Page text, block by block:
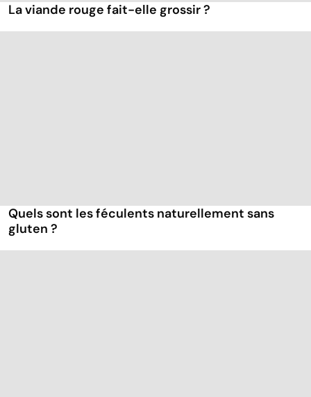
La viande rouge fait-elle grossir ?
Quels sont les féculents naturellement sans
gluten ?